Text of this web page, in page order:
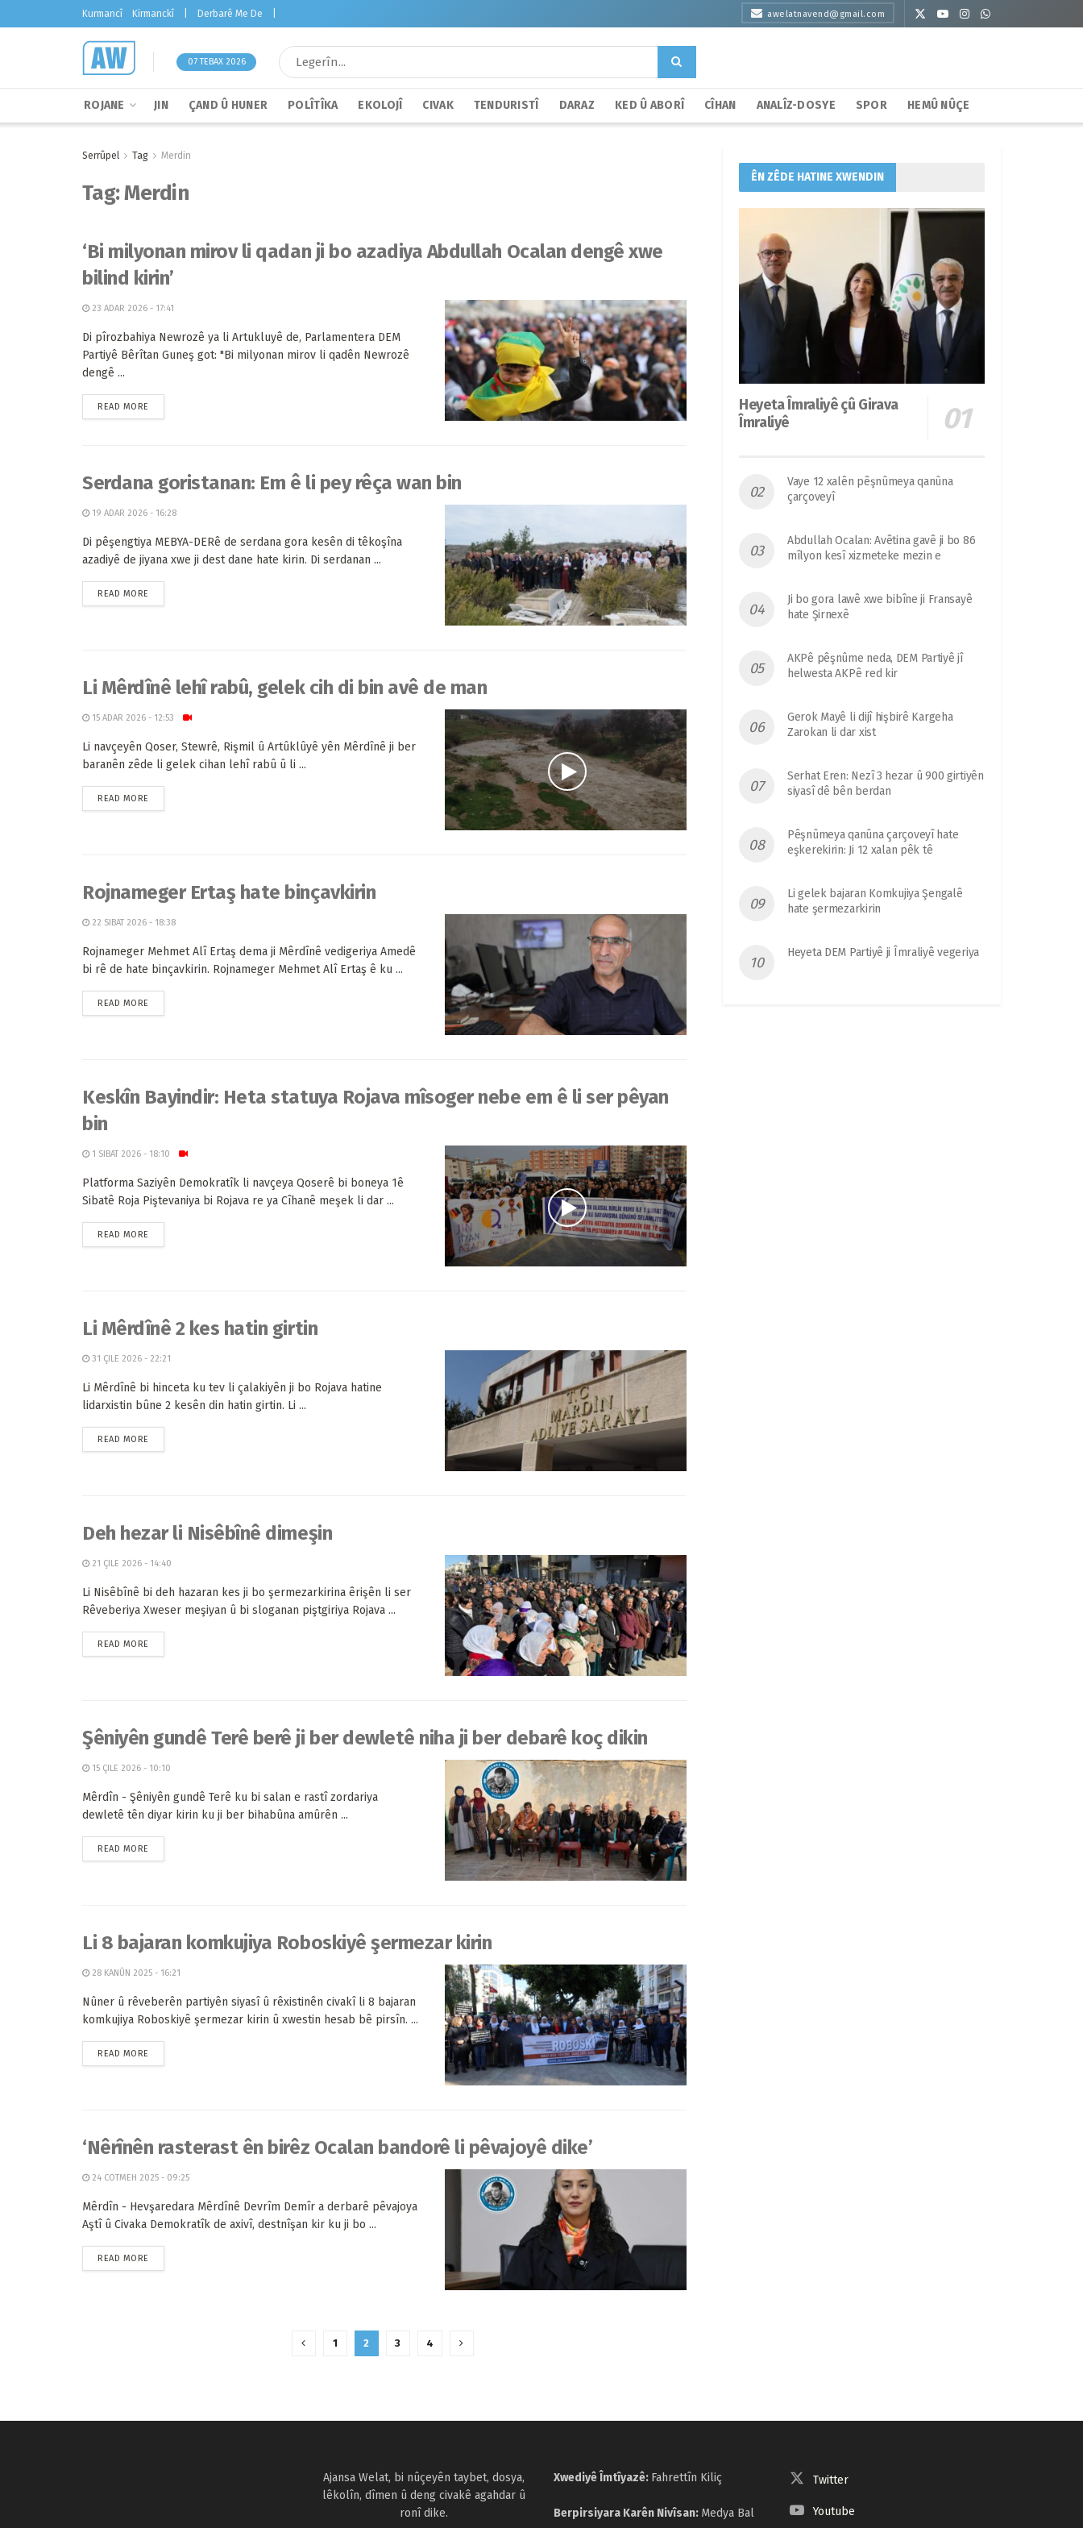
Kurmancî Kirmanckî Derbarê Me De awelatnavend@gmail.com
07 TEBAX 2026
ROJANE JIN ÇAND Û HUNER POLÎTÎKA EKOLOJÎ CIVAK TENDURISTÎ DARAZ KED Û ABORÎ CÎHAN ANALÎZ-DOSYE SPOR HEMÛ NÛÇE
Serrûpel Tag Merdin
Tag:Merdin
‘Bi milyonan mirov li qadan ji bo azadiya Abdullah Ocalan dengê xwe
bilind kirin’
23 ADAR 2026 - 17:41
Di pîrozbahiya Newrozê ya li Artukluyê de, Parlamentera DEM
Partiyê Bêrîtan Guneş got: "Bi milyonan mirov li qadên Newrozê
dengê ...
READ MORE
Serdana goristanan: Em ê li pey rêça wan bin
19 ADAR 2026 - 16:28
Di pêşengtiya MEBYA-DERê de serdana gora kesên di têkoşîna
azadiyê de jiyana xwe ji dest dane hate kirin. Di serdanan ...
READ MORE
Li Mêrdînê lehî rabû, gelek cih di bin avê de man
15 ADAR 2026 - 12:53
Li navçeyên Qoser, Stewrê, Rişmil û Artûklûyê yên Mêrdînê ji ber
baranên zêde li gelek cihan lehî rabû û li ...
READ MORE
Rojnameger Ertaş hate binçavkirin
22 SIBAT 2026 - 18:38
Rojnameger Mehmet Alî Ertaş dema ji Mêrdînê vedigeriya Amedê
bi rê de hate binçavkirin. Rojnameger Mehmet Alî Ertaş ê ku ...
READ MORE
Keskîn Bayindir: Heta statuya Rojava mîsoger nebe em ê li ser pêyan
bin
1 SIBAT 2026 - 18:10
Platforma Saziyên Demokratîk li navçeya Qoserê bi boneya 1ê
Sibatê Roja Piştevaniya bi Rojava re ya Cîhanê meşek li dar ...
READ MORE
Li Mêrdînê 2 kes hatin girtin
31 ÇILE 2026 - 22:21
Li Mêrdînê bi hinceta ku tev li çalakiyên ji bo Rojava hatine
lidarxistin bûne 2 kesên din hatin girtin. Li ...
READ MORE
Deh hezar li Nisêbînê dimeşin
21 ÇILE 2026 - 14:40
Li Nisêbînê bi deh hazaran kes ji bo şermezarkirina êrişên li ser
Rêveberiya Xweser meşiyan û bi sloganan piştgiriya Rojava ...
READ MORE
Şêniyên gundê Terê berê ji ber dewletê niha ji ber debarê koç dikin
15 ÇILE 2026 - 10:10
Mêrdîn - Şêniyên gundê Terê ku bi salan e rastî zordariya
dewletê tên diyar kirin ku ji ber bihabûna amûrên ...
READ MORE
Li 8 bajaran komkujiya Roboskiyê şermezar kirin
28 KANÛN 2025 - 16:21
Nûner û rêveberên partiyên siyasî û rêxistinên civakî li 8 bajaran
komkujiya Roboskiyê şermezar kirin û xwestin hesab bê pirsîn. ...
READ MORE
‘Nêrînên rasterast ên birêz Ocalan bandorê li pêvajoyê dike’
24 COTMEH 2025 - 09:25
Mêrdîn - Hevşaredara Mêrdînê Devrîm Demîr a derbarê pêvajoya
Aştî û Civaka Demokratîk de axivî, destnîşan kir ku ji bo ...
READ MORE
1 2 3 4
ÊN ZÊDE HATINE XWENDIN
Heyeta Îmraliyê çû Girava
Îmraliyê
Vaye 12 xalên pêşnûmeya qanûna
çarçoveyî
Abdullah Ocalan: Avêtina gavê ji bo 86
mîlyon kesî xizmeteke mezin e
Ji bo gora lawê xwe bibîne ji Fransayê
hate Şirnexê
AKPê pêşnûme neda, DEM Partiyê jî
helwesta AKPê red kir
Gerok Mayê li dijî hişbirê Kargeha
Zarokan li dar xist
Serhat Eren: Nezî 3 hezar û 900 girtiyên
siyasî dê bên berdan
Pêşnûmeya qanûna çarçoveyî hate
eşkerekirin: Ji 12 xalan pêk tê
Li gelek bajaran Komkujiya Şengalê
hate şermezarkirin
Heyeta DEM Partiyê ji Îmraliyê vegeriya
Ajansa Welat, bi nûçeyên taybet, dosya,
lêkolîn, dîmen û deng civakê agahdar û
ronî dike.
Xwediyê Îmtîyazê: Fahrettîn Kiliç
Berpirsiyara Karên Nivîsan: Medya Bal
Twitter
Youtube